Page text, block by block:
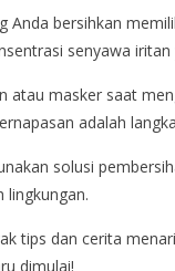
Anda bersihkan
senyawa iritan
atau masker saat
adalah
solusi
lingkungan.
tips dan cerita
dimulai!